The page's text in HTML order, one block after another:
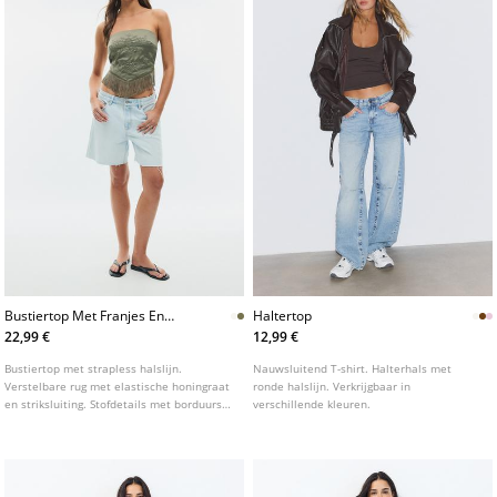
Bustiertop Met Franjes En
Borduursel
22,99 €
Bustiertop met strapless halslijn.
Verstelbare rug met elastische honingraat
en striksluiting. Stofdetails met borduursel
Haltertop
12,99 €
Nauwsluitend T-shirt. Halterhals met
ronde halslijn. Verkrijgbaar in
verschillende kleuren.